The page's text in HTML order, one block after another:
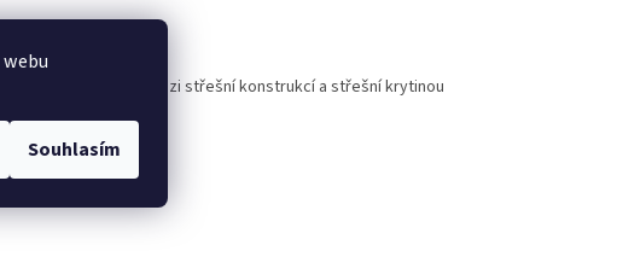
Souhlasím
prostoru mezi střešní konstrukcí a střešní krytinou